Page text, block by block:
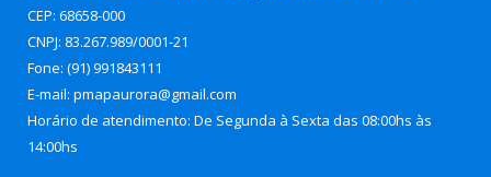
CEP: 68658-000
CNPJ: 83.267.989/0001-21
Fone: (91) 991843111
E-mail: pmapaurora@gmail.com
Horário de atendimento: De Segunda à Sexta das 08:00hs às
14:00hs